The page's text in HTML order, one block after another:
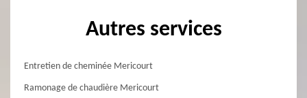
Autres services
Entretien de cheminée Mericourt
Ramonage de chaudière Mericourt